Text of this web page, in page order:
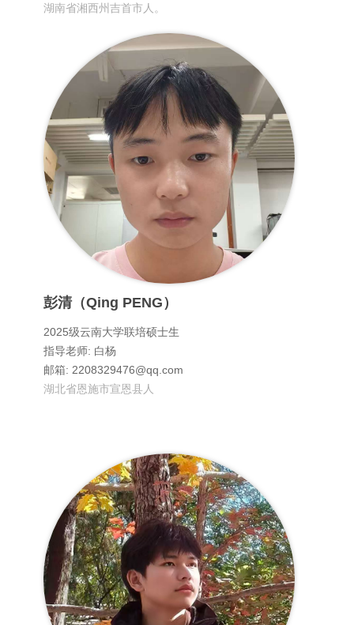
湖南省湘西州吉首市人。
彭清（Qing PENG）
2025级云南大学联培硕士生
指导老师: 白杨
邮箱: 2208329476@qq.com
湖北省恩施市宣恩县人